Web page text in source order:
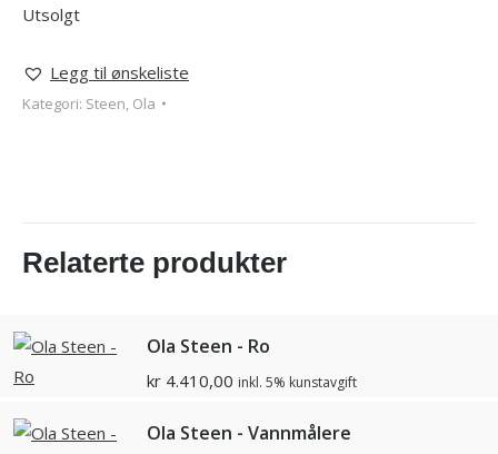
Utsolgt
Legg til ønskeliste
Kategori: Steen, Ola
Relaterte produkter
Ola Steen - Ro
kr 4.410,00 inkl. 5% kunstavgift
Ola Steen - Vannmålere